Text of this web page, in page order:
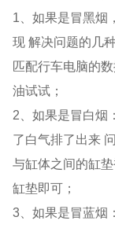
1、如果是冒黑烟
现 解决问题的几
匹配行车电脑的
油试试；
2、如果是冒白烟
了白气排了出来
与缸体之间的缸
缸垫即可；
3、如果是冒蓝烟